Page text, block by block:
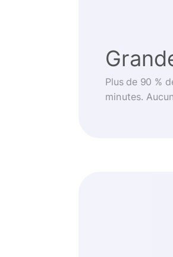
Plus de 90 %
minutes.